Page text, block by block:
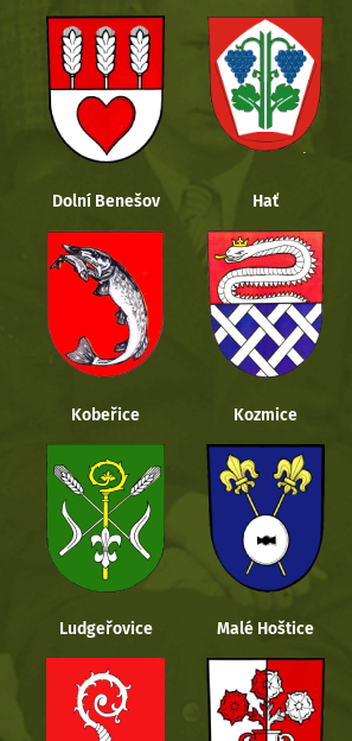
Dolní Benešov Hať
Kobeřice Kozmice
Ludgeřovice Malé Hoštice